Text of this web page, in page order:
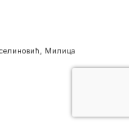
Милица